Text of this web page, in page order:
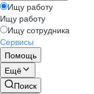
Ищу работу
Ищу работу
Ищу сотрудника
Сервисы
Помощь
Ещё
Поиск